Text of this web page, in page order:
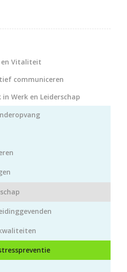
en Vitaliteit
communiceren
Werk en Leiderschap